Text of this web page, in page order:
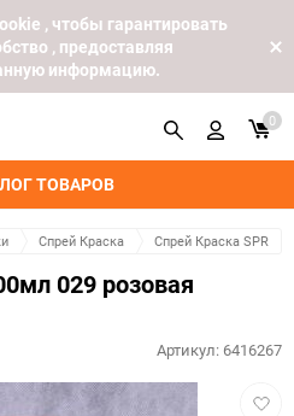
, чтобы гарантировать
, предоставляя
информацию.
ТОВАРОВ
0
Спрей Краска Спрей Краска SPR
029 розовая
Артикул: 6416267